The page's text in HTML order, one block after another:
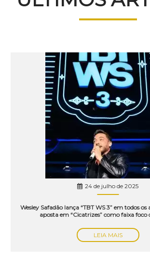
24 de julho de 2025
Wesley Safadão lança “TBT WS 3” em todos os
aposta em “Cicatrizes” como faixa foco
LEIA MAIS